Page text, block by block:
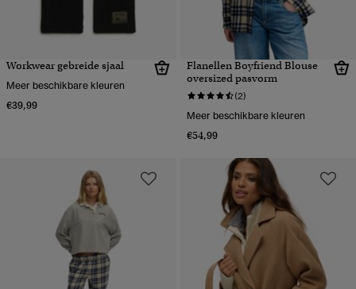
Workwear gebreide sjaal
Meer beschikbare kleuren
€39,99
Flanellen Boyfriend Blouse
oversized pasvorm
(2)
Meer beschikbare kleuren
€54,99